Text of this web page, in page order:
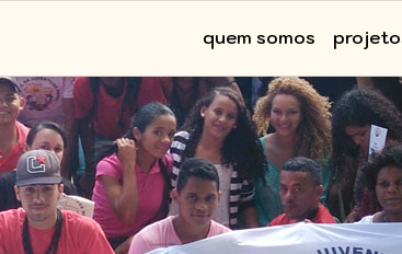
Main
quem somos